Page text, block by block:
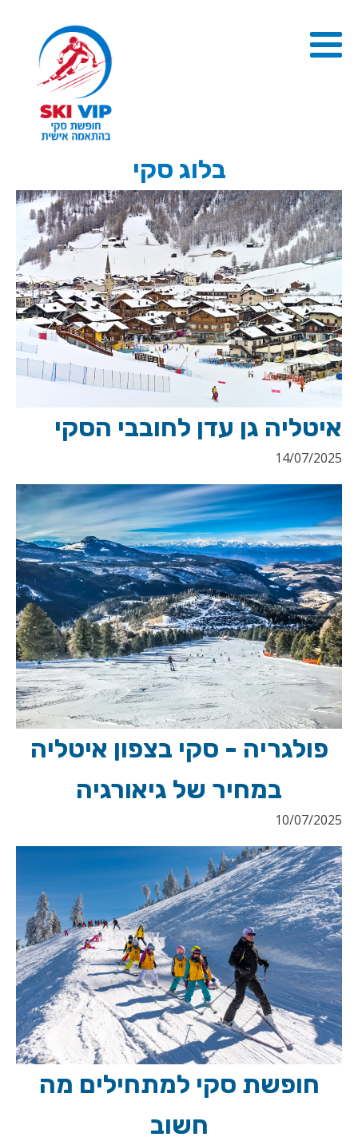
בלוג סקי
איטליה גן עדן לחובבי הסקי
14/07/2025
פולגריה - סקי בצפון איטליה
במחיר של גיאורגיה
10/07/2025
חופשת סקי למתחילים מה
חשוב